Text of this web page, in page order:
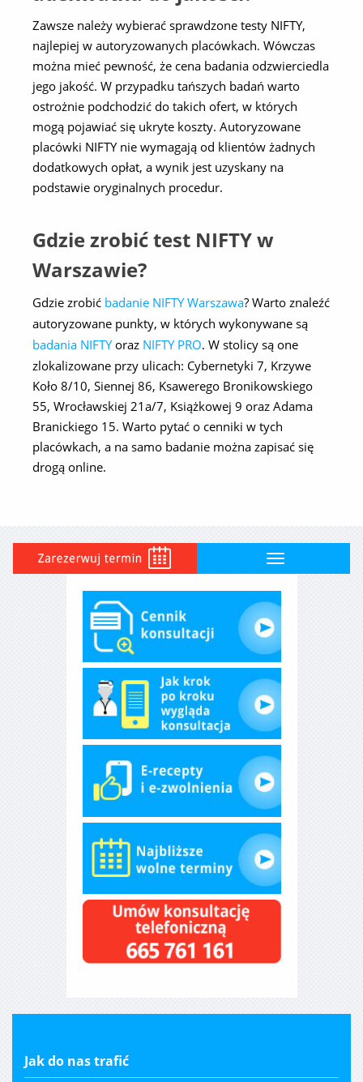
Zawsze należy wybierać sprawdzone testy NIFTY,
najlepiej w autoryzowanych placówkach. Wówczas
można mieć pewność, że cena badania odzwierciedla
jego jakość. W przypadku tańszych badań warto
ostrożnie podchodzić do takich ofert, w których
mogą pojawiać się ukryte koszty. Autoryzowane
placówki NIFTY nie wymagają od klientów żadnych
dodatkowych opłat, a wynik jest uzyskany na
podstawie oryginalnych procedur.
Gdzie zrobić test NIFTY w
Warszawie?
Gdzie zrobić badanie NIFTY Warszawa? Warto znaleźć
autoryzowane punkty, w których wykonywane są
badania NIFTYoraz NIFTY PRO. W stolicy są one
zlokalizowane przy ulicach: Cybernetyki 7, Krzywe
Koło 8/10, Siennej 86, Ksawerego Bronikowskiego
55, Wrocławskiej 21a/7, Książkowej 9 oraz Adama
Branickiego 15. Warto pytać o cenniki w tych
placówkach, a na samo badanie można zapisać się
drogą online.
Toggle
navigation
Jak do nas trafić